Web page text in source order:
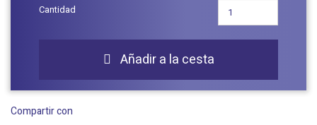
Cantidad
 Añadir a la cesta
Compartir con